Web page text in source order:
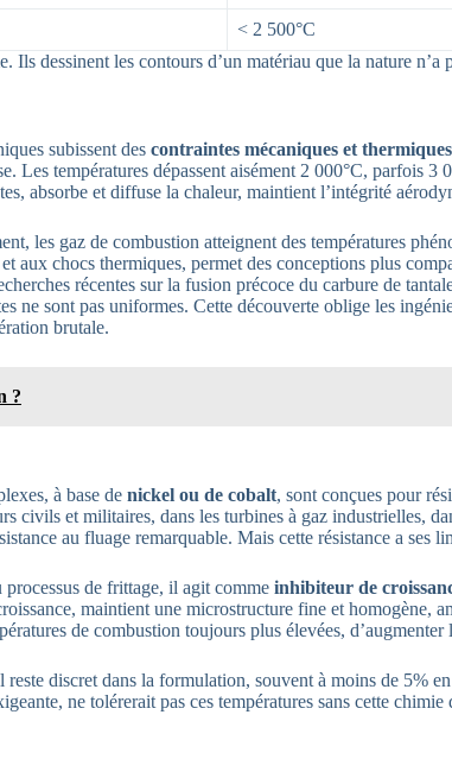
< 2 500°C
dessinent les contours d’un matériau que la nature
subissent des contraintes mécaniques et thermiques
Les températures dépassent aisément 2 000°C, parfois
absorbe et diffuse la chaleur, maintient l’intégrité
les gaz de combustion atteignent des températures
aux chocs thermiques, permet des conceptions plus
récentes sur la fusion précoce du carbure de
sont pas uniformes. Cette découverte oblige les
brutale.
?
à base de nickel ou de cobalt, sont conçues pour
civils et militaires, dans les turbines à gaz industrielles,
au fluage remarquable. Mais cette résistance a ses
de frittage, il agit comme inhibiteur de
maintient une microstructure fine et homogène,
de combustion toujours plus élevées,
discret dans la formulation, souvent à moins de 5%
ne tolérerait pas ces températures sans cette chimie